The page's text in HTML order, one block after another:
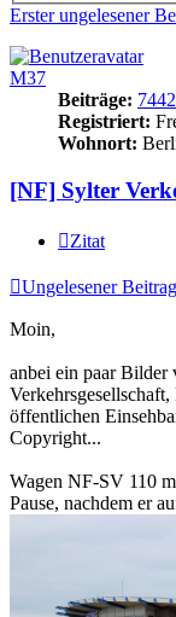
Erster ungelesener
M37
Beiträge: 7442
Registriert:
Wohnort:
[NF] Sylter
Zitat
Ungelesener Beitrag
Moin,
anbei ein paar Bilder
öffentlichen
Copyright...
Wagen NF-SV 110
Pause, nachdem er